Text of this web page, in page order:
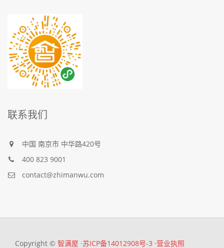
联系我们
中国 南京市 中华路420号
400 823 9001
contact@zhimanwu.com
Copyright © 智满屋 ·苏ICP备14012908号-3 ·营业执照